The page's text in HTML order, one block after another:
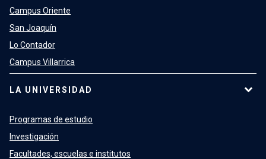
Campus Oriente
San Joaquín
Lo Contador
Campus Villarrica
LA UNIVERSIDAD
Programas de estudio
Investigación
Facultades, escuelas e institutos